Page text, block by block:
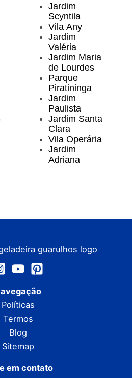
Jardim
Scyntila
Vila Any
Jardim
Valéria
Jardim Maria
de Lourdes
Parque
Piratininga
Jardim
Paulista
Jardim Santa
Clara
Vila Operária
Jardim
Adriana
Políticas
Termos
Blog
Sitemap
em contato